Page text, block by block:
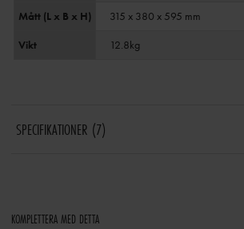
Mått (L x B x H)
315 x 380 x 595 mm
Vikt
12.8kg
SPECIFIKATIONER 7
KOMPLETTERA MED DETTA